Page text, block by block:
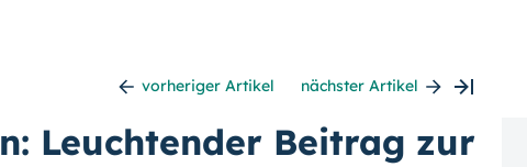
vorheriger Artikel nächster Artikel
Leuchtender Beitrag zur